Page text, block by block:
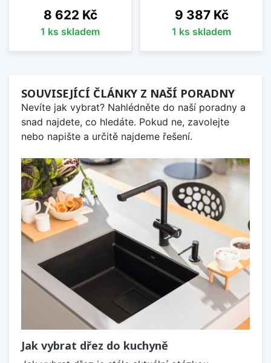
Cena
8 622 Kč
1 ks skladem
Cena
9 387 Kč
1 ks skladem
SOUVISEJÍCÍ ČLÁNKY Z NAŠÍ PORADNY
Nevíte jak vybrat? Nahlédněte do naší poradny a
snad najdete, co hledáte. Pokud ne, zavolejte
nebo napište a určitě najdeme řešení.
Jak vybrat dřez do kuchyně